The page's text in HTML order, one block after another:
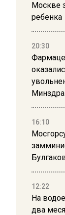
Москве
ребенка
20:30
16:10
12:22
На
два